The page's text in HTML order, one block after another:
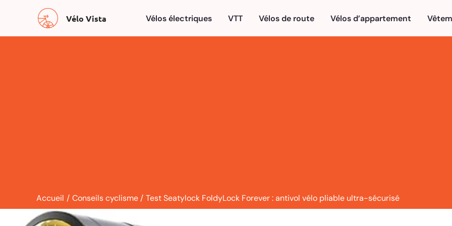
contenu
Vélo Vista Vélos électriques VTT Vélos de route Vélos d’appartement
Accueil Conseils cyclisme Test Seatylock FoldyLock Forever : antivol vélo pliable ultra-sécurisé